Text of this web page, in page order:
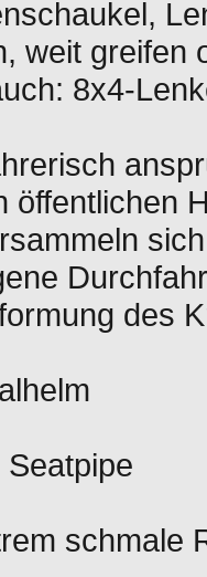
weit greifen
8x4-
öffentlichen
des
schmale